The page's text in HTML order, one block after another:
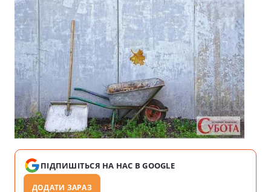
ПІДПИШІТЬСЯ НА НАС В GOOGLE
ДОДАТИ ЗАРАЗ